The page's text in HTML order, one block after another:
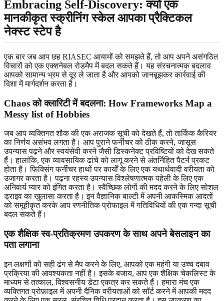
Embracing Self-Discovery: क्यों एक
मानकीकृत स्क्रीनिंग स्केल आपका प्रैक्टिकल
नेक्स्ट स्टेप है
एक बार जब आप छह RIASEC आयामों को समझते हैं, तो आप अपने असंगठित
विचारों को एक एक्शनेबल रोडमैप में बदल सकते हैं। यह संरचनात्मक बदलाव
आपको सामान्य भ्रम से दूर ले जाता है और आपको जानबूझकर कार्रवाई की
दिशा में मार्गदर्शन करता है।
Chaos को क्लारिटी में बदलना: How Frameworks Map a
Messy list of Hobbies
जब आप व्यक्तिगत शौक की एक अराजक सूची को देखते हैं, तो तार्किक कैरियर
का निर्णय असंभव लगता है। आप पुराने फर्नीचर को ठीक करने, जासूस
उपन्यास पढ़ने और स्वयंसेवी करने जैसी डिस्कनेक्ट प्रविष्टियों को देख सकते
हैं। हालांकि, एक व्यावसायिक ढांचे को लागू करने से अंतर्निहित पैटर्न प्रकट
होता है। फिक्सिंग फर्नीचर हाथों पर कार्यों के लिए एक यथार्थवादी वरीयता को
उजागर करता है। पढ़ना रहस्य उपन्यास विश्लेषणात्मक पहेली के लिए एक
अनिवार्य प्यार को इंगित करता है। स्वैच्छिक लोगों की मदद करने के लिए सोशल
ड्राइव का खुलासा करता है। इन वैज्ञानिक बाल्टी में अपनी आकस्मिक आदतों
को समूहीकृत करके आप रणनीतिक प्रोफाइल में गतिविधियों की एक गन्दा सूची
बदल सकते हैं।
एक शैक्षिक स्व-प्रतिक्रमण उपकरण के साथ अपने बेसलाइन का
पता लगाना
इन लक्षणों को सही ढंग से मैप करने के लिए, आपको एक महंगी या उच्च दबाव
प्रक्रिया की आवश्यकता नहीं है। इसके बजाय, आप एक शैक्षिक चेकलिस्ट के
माध्यम से तत्काल, विश्वसनीय डेटा एकत्र कर सकते हैं। हमारा मंच एक
व्यक्तिगत प्रोफ़ाइल में अपनी दैनिक वरीयताओं को सॉर्ट करने में आपकी मदद